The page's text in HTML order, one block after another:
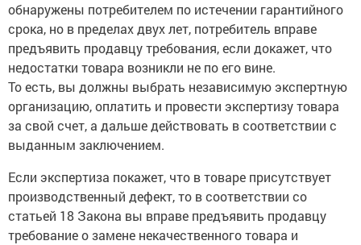
обнаружены потребителем по истечении гарантийного
срока, но в пределах двух лет, потребитель вправе
предъявить продавцу требования, если докажет, что
недостатки товара возникли не по его вине.
То есть, вы должны выбрать независимую экспертную
организацию, оплатить и провести экспертизу товара
за свой счет, а дальше действовать в соответствии с
выданным заключением.
Если экспертиза покажет, что в товаре присутствует
производственный дефект, то в соответствии со
статьей 18 Закона вы вправе предъявить продавцу
требование о замене некачественного товара и